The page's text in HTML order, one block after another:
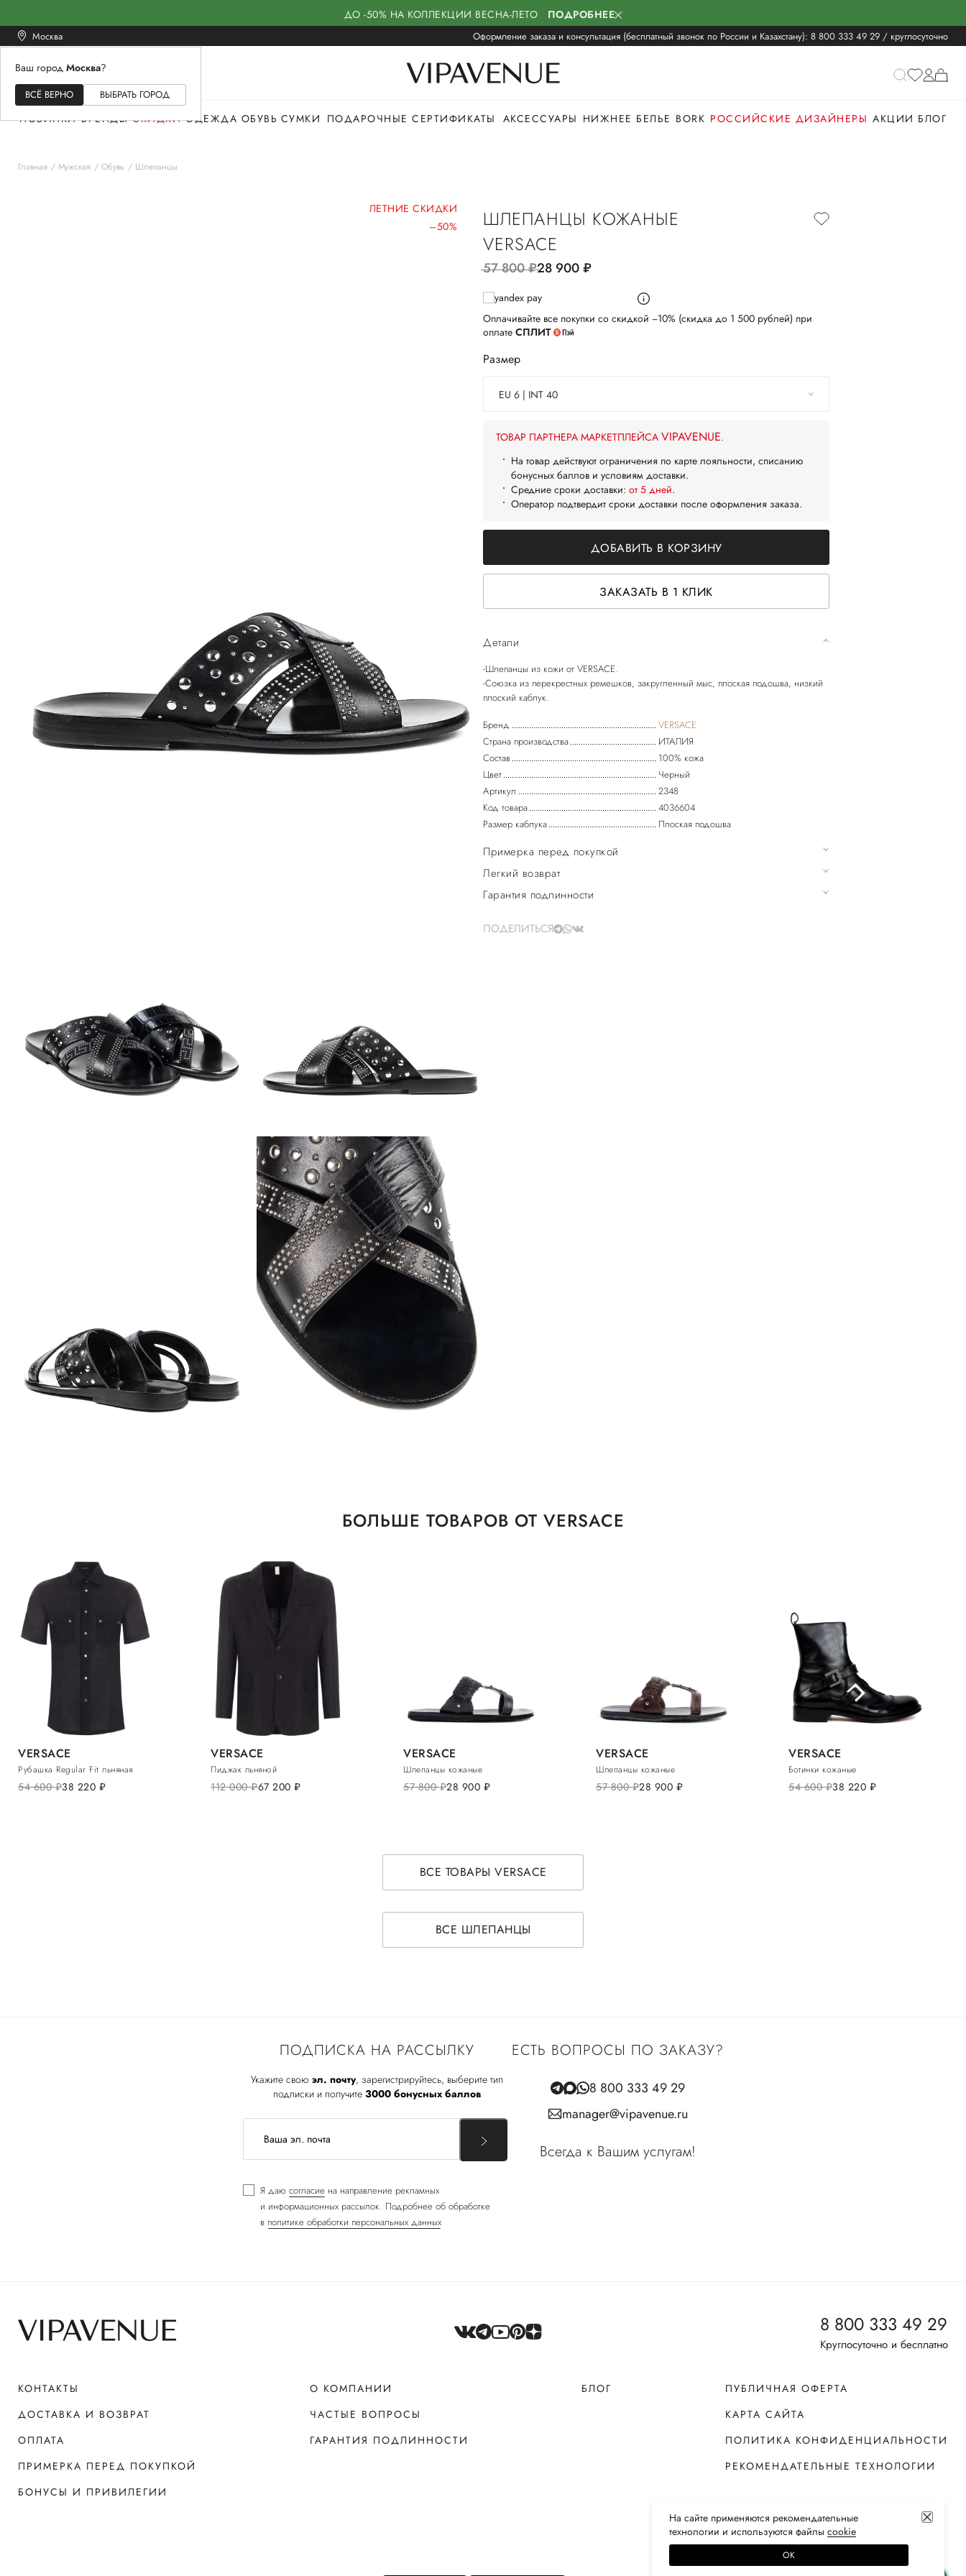
ДО -50% НА КОЛЛЕКЦИИ ВЕСНА-ЛЕТО ПОДРОБНЕЕ
Москва Оформление заказа и консультация (бесплатный звонок по России и Казахстану): 8 800 333 49 29 / круглосуточно
Ваш город Москва?
ВСЁ ВЕРНО ВЫБРАТЬ ГОРОД
ЖЕНСКОЕМУЖСКОЕ
НОВИНКИ БРЕНДЫ СКИДКИ ОДЕЖДА ОБУВЬ СУМКИ ПОДАРОЧНЫЕ СЕРТИФИКАТЫ АКСЕССУАРЫ НИЖНЕЕ БЕЛЬЕ BORK РОССИЙСКИЕ ДИЗАЙНЕРЫ АКЦИИ БЛОГ
Главная Мужская Обувь Шлепанцы
ЛЕТНИЕ СКИДКИ
–50%
ШЛЕПАНЦЫ КОЖАНЫЕ
VERSACE
57 800руб.28 900руб.
Оплачивайте все покупки со скидкой −10% (скидка до 1 500 рублей) при
оплате СПЛИТ
Размер
EU 6 | INT 40
ТОВАР ПАРТНЕРА МАРКЕТПЛЕЙСА VIPAVENUE.
На товар действуют ограничения по карте лояльности, списанию
бонусных баллов и условиям доставки.
Средние сроки доставки: от 5 дней.
Оператор подтвердит сроки доставки после оформления заказа.
ДОБАВИТЬ В КОРЗИНУ
ЗАКАЗАТЬ В 1 КЛИК
Детали
-Шлепанцы из кожи от VERSACE.
-Союзка из перекрестных ремешков, закругленный мыс, плоская подошва, низкий
Бренд
VERSACE
Страна производства
ИТАЛИЯ
Состав
100% кожа
Цвет
Черный
Артикул
2348
Код товара
4036604
Размер каблука
Плоская подошва
Примерка перед покупкой
Легкий возврат
Гарантия подлинности
ПОДЕЛИТЬСЯ
БОЛЬШЕ ТОВАРОВ ОТ VERSACE
VERSACE
Рубашка Regular Fit льняная
54 600руб.38 220 руб.
VERSACE
Пиджак льняной
112 000руб.67 200 руб.
VERSACE
Шлепанцы кожаные
57 800руб.28 900 руб.
VERSACE
Шлепанцы кожаные
57 800руб.28 900 руб.
VERSACE
Ботинки кожаные
54 600руб.38 220 руб.
ВСЕ ТОВАРЫ VERSACE
ВСЕ ШЛЕПАНЦЫ
ПОДПИСКА НА РАССЫЛКУ
Укажите свою эл. почту, зарегистрируйтесь, выберите тип
подписки и получите 3000 бонусных баллов
Я даю согласие на направление рекламных
и информационных рассылок. Подробнее об обработке
в политике обработки персональных данных
ЕСТЬ ВОПРОСЫ ПО ЗАКАЗУ?
8 800 333 49 29
manager@vipavenue.ru
Всегда к Вашим услугам!
8 800 333 49 29
Круглосуточно и бесплатно
КОНТАКТЫ
ДОСТАВКА И ВОЗВРАТ
ОПЛАТА
ПРИМЕРКА ПЕРЕД ПОКУПКОЙ
БОНУСЫ И ПРИВИЛЕГИИ
О КОМПАНИИ
ЧАСТЫЕ ВОПРОСЫ
ГАРАНТИЯ ПОДЛИННОСТИ
БЛОГ
ПУБЛИЧНАЯ ОФЕРТА
КАРТА САЙТА
ПОЛИТИКА КОНФИДЕНЦИАЛЬНОСТИ
РЕКОМЕНДАТЕЛЬНЫЕ ТЕХНОЛОГИИ
На сайте применяются рекомендательные
технологии и используются файлы сооkiе
ОК